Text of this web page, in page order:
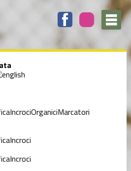
IncrociOrganiciMarcatori
Incroci
Incroci